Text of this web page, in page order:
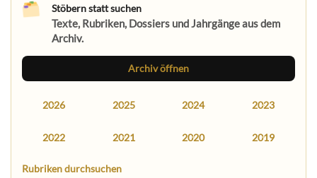
Stöbern statt suchen
Texte, Rubriken, Dossiers und Jahrgänge aus dem
Archiv.
Archiv öffnen
2026 2025 2024 2023
2022 2021 2020 2019
Rubriken durchsuchen